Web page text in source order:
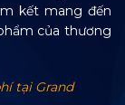
kết mang đến
của thương
tại Grand